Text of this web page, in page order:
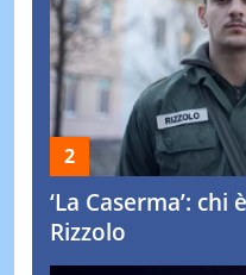
‘La Caserma’:
Rizzolo